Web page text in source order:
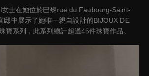
士在她位於巴黎rue du Faubourg-Saint-
邸中展示了她唯一親自設計的BIJOUX DE
寶系列，此系列總計超過45件珠寶作品。